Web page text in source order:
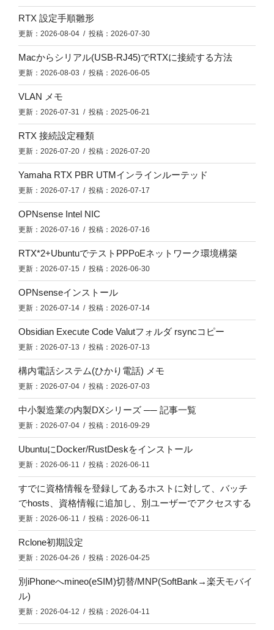
RTX 設定手順雛形
更新：2026-08-04 / 投稿：2026-07-30
Macからシリアル(USB-RJ45)でRTXに接続する方法
更新：2026-08-03 / 投稿：2026-06-05
VLAN メモ
更新：2026-07-31 / 投稿：2025-06-21
RTX 接続設定種類
更新：2026-07-20 / 投稿：2026-07-20
Yamaha RTX PBR UTMインラインルーテッド
更新：2026-07-17 / 投稿：2026-07-17
OPNsense Intel NIC
更新：2026-07-16 / 投稿：2026-07-16
RTX*2+UbuntuでテストPPPoEネットワーク環境構築
更新：2026-07-15 / 投稿：2026-06-30
OPNsenseインストール
更新：2026-07-14 / 投稿：2026-07-14
Obsidian Execute Code Valutフォルダ rsyncコピー
更新：2026-07-13 / 投稿：2026-07-13
構内電話システム(ひかり電話) メモ
更新：2026-07-04 / 投稿：2026-07-03
中小製造業の内製DXシリーズ ── 記事一覧
更新：2026-07-04 / 投稿：2016-09-29
UbuntuにDocker/RustDeskをインストール
更新：2026-06-11 / 投稿：2026-06-11
すでに資格情報を登録してあるホストに対して、バッチ
でhosts、資格情報に追加し、別ユーザーでアクセスする
更新：2026-06-11 / 投稿：2026-06-11
Rclone初期設定
更新：2026-04-26 / 投稿：2026-04-25
別iPhoneへmineo(eSIM)切替/MNP(SoftBank→楽天モバイ
ル)
更新：2026-04-12 / 投稿：2026-04-11